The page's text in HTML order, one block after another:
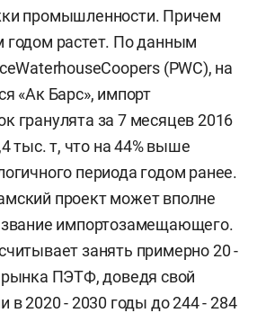
промышленности. Причем
растет. По данным
(PWC), на
«Ак Барс», импорт
гранулята за 7 месяцев 2016
тыс. т, что на 44% выше
периода годом ранее.
проект может вполне
звание импортозамещающего.
занять примерно 20 -
рынка ПЭТФ, доведя свой
в 2020 - 2030 годы до 244 - 284